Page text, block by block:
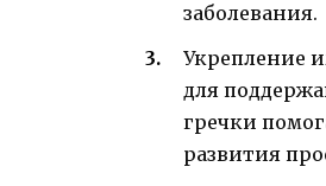
заболевания.
Укрепление
для
гречки
развития